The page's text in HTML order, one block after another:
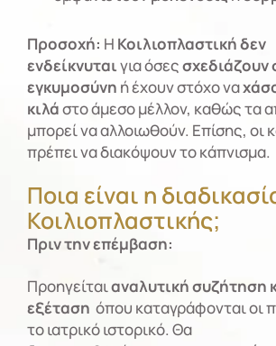
Προσοχή: Η Κοιλιοπλαστικήδεν
ενδείκνυταιγια όσεςσχεδιάζουν
εγκυμοσύνη ή έχουν στόχο να
κιλάστο άμεσο μέλλον, καθώς τα
μπορεί να αλλοιωθούν. Επίσης, οι
πρέπει να διακόψουν το κάπνισμα.
Ποια είναι η
Κοιλιοπλαστικής;
Πριν την επέμβαση:
Προηγείταιαναλυτική συζήτηση
εξέταση όπου καταγράφονται οι
το ιατρικό ιστορικό. Θα